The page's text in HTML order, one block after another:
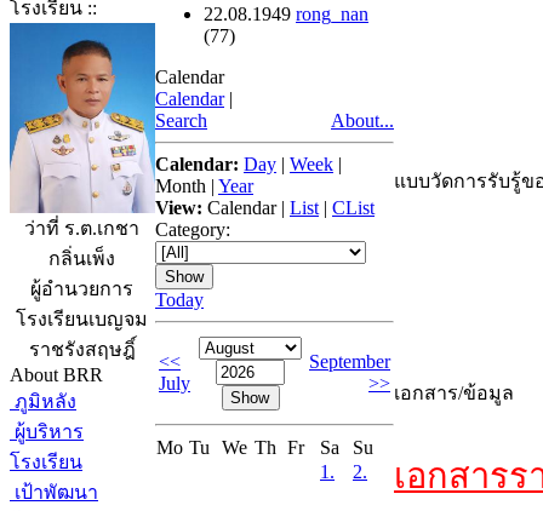
โรงเรียน ::
ว่าที่ ร.ต.เกชา
กลิ่นเพ็ง
ผู้อำนวยการ
โรงเรียนเบญจม
ราชรังสฤษฎิ์
About BRR
ภูมิหลัง
ผู้บริหาร
โรงเรียน
เป้าพัฒนา
22.08.1949 rong_nan
(77)
Calendar
Calendar |
Search
About...
Calendar: Day | Week |
Month | Year
View: Calendar| List | CList
Category:
Today
<<
July
September
>>
Mo Tu We Th Fr Sa
Su
1.
2.
แบบวัดการรับรู้ข
เอกสาร/ข้อมูล
เอกสาร